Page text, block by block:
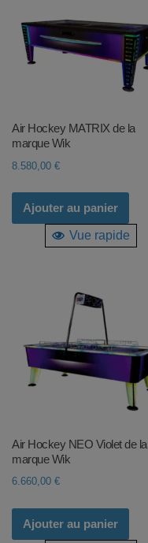
Air Hockey MATRIX de la
marque Wik
8.580,00 €
Ajouter au panier
Vue rapide
Air Hockey NEO Violet de la
marque Wik
6.660,00 €
Ajouter au panier